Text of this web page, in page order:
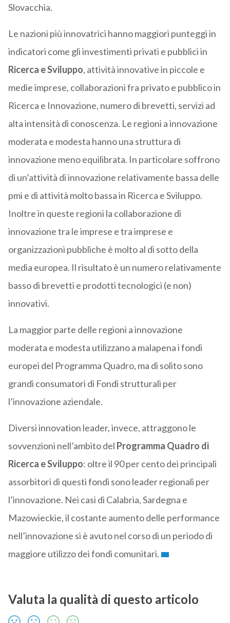
Slovacchia.
Le nazioni più innovatrici hanno maggiori punteggi in
indicatori come gli investimenti privati e pubblici in
Ricerca e Sviluppo, attività innovative in piccole e
medie imprese, collaborazioni fra privato e pubblico in
Ricerca e Innovazione, numero di brevetti, servizi ad
alta intensità di conoscenza. Le regioni a innovazione
moderata e modesta hanno una struttura di
innovazione meno equilibrata. In particolare soffrono
di un’attività di innovazione relativamente bassa delle
pmi e di attività molto bassa in Ricerca e Sviluppo.
Inoltre in queste regioni la collaborazione di
innovazione tra le imprese e tra imprese e
organizzazioni pubbliche è molto al di sotto della
media europea. Il risultato è un numero relativamente
basso di brevetti e prodotti tecnologici (e non)
innovativi.
La maggior parte delle regioni a innovazione
moderata e modesta utilizzano a malapena i fondi
europei del Programma Quadro, ma di solito sono
grandi consumatori di Fondi strutturali per
l’innovazione aziendale.
Diversi innovation leader, invece, attraggono le
sovvenzioni nell’ambito del Programma Quadro di
Ricerca e Sviluppo: oltre il 90 per cento dei principali
assorbitori di questi fondi sono leader regionali per
l’innovazione. Nei casi di Calabria, Sardegna e
Mazowieckie, il costante aumento delle performance
nell’innovazione si è avuto nel corso di un periodo di
maggiore utilizzo dei fondi comunitari.
Valuta la qualità di questo articolo